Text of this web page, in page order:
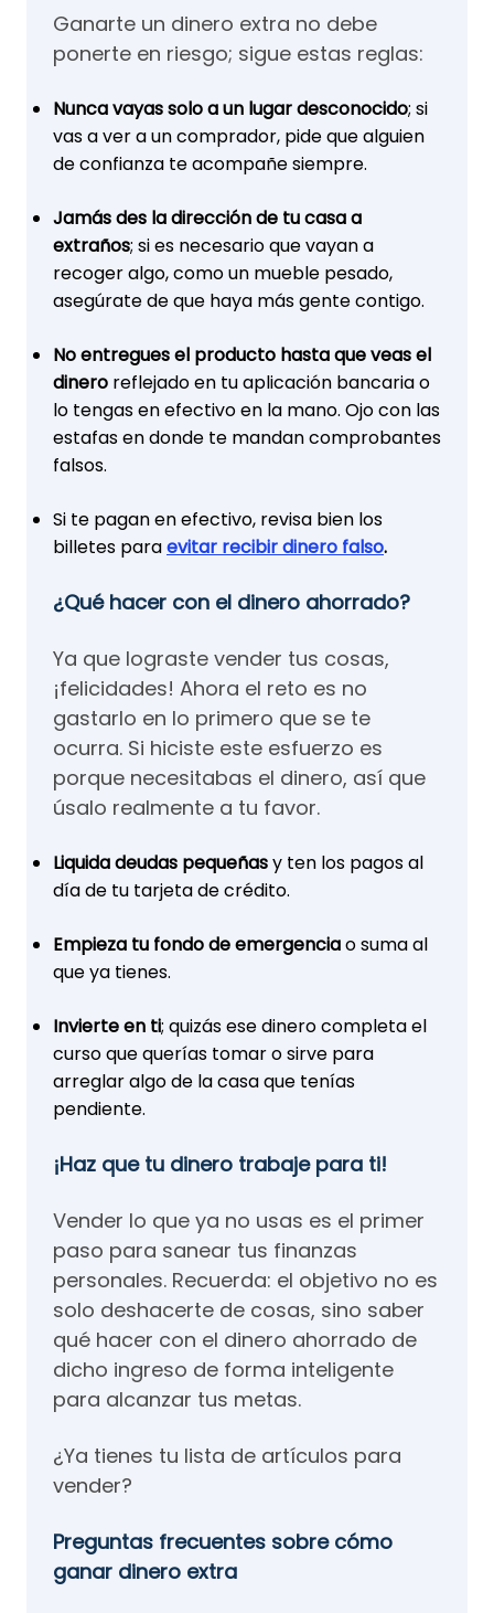
Ganarte un dinero extra no debe
ponerte en riesgo; sigue estas reglas:
Nunca vayas solo a un lugar desconocido; si
vas a ver a un comprador, pide que alguien
de confianza te acompañe siempre.
Jamás des la dirección de tu casa a
extraños; si es necesario que vayan a
recoger algo, como un mueble pesado,
asegúrate de que haya más gente contigo.
No entregues el producto hasta que veas el
dinero reflejado en tu aplicación bancaria o
lo tengas en efectivo en la mano. Ojo con las
estafas en donde te mandan comprobantes
falsos.
Si te pagan en efectivo, revisa bien los
billetes paraevitar recibir dinero falso.
¿Qué hacer con el dinero ahorrado?
Ya que lograste vender tus cosas,
¡felicidades! Ahora el reto es no
gastarlo en lo primero que se te
ocurra. Si hiciste este esfuerzo es
porque necesitabas el dinero, así que
úsalo realmente a tu favor.
Liquida deudas pequeñasy ten los pagos al
día de tu tarjeta de crédito.
Empieza tu fondo de emergenciao suma al
que ya tienes.
Invierte en ti; quizás ese dinero completa el
curso que querías tomar o sirve para
arreglar algo de la casa que tenías
pendiente.
¡Haz que tu dinero trabaje para ti!
Vender lo que ya no usas es el primer
paso para sanear tus finanzas
personales. Recuerda: el objetivo no es
solo deshacerte de cosas, sino saber
qué hacer con el dinero ahorrado de
dicho ingreso de forma inteligente
para alcanzar tus metas.
¿Ya tienes tu lista de artículos para
vender?
Preguntas frecuentes sobre cómo
ganar dinero extra